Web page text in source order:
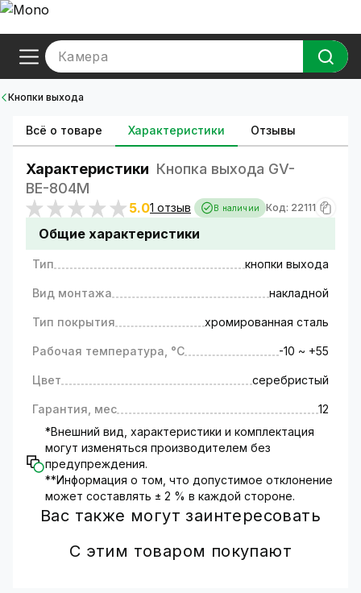
Камера
Кнопки выхода
Всё о товаре Характеристики Отзывы
Характеристики Кнопка выхода GV-
ВЕ-804M
5.01 отзыв В наличии Код: 22111
Общие характеристики
Тип кнопки выхода
Вид монтажа накладной
Тип покрытия хромированная сталь
Рабочая температура, °C -10 ~ +55
Цвет серебристый
Гарантия, мес
12
*Внешний вид, характеристики и комплектация
могут изменяться производителем без
предупреждения.
**Информация о том, что допустимое отклонение
может составлять ± 2 % в каждой стороне.
Вас также могут заинтересовать
С этим товаром покупают